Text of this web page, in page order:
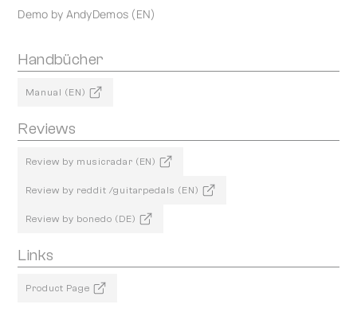
Demo by AndyDemos (EN)
Handbücher
Manual (EN)
Reviews
Review by musicradar (EN)
Review by reddit /guitarpedals (EN)
Review by bonedo (DE)
Links
Product Page